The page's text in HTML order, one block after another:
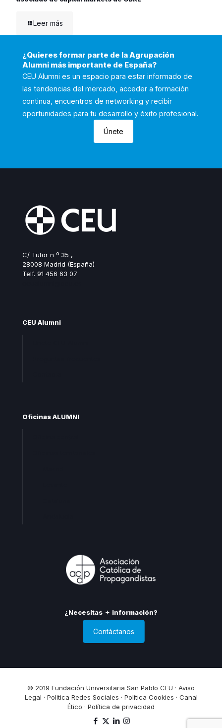
Leer más
¿Quieres formar parte de la Agrupación
Alumni más importante de España?
CEU Alumni es un espacio para estar informado de
las tendencias del mercado, acceder a formación
continua, encuentros de networking y recibir
oportunidades para tu desarrollo y éxito profesional.
Únete
C/ Tutor n º 35 ,
28008 Madrid (España)
Telf. 91 456 63 07
CEU Alumni
Oficinas ALUMNI
¿Necesitas información?
Contáctanos
© 2019 Fundación Universitaria San Pablo CEU · Aviso
Legal · Politica Redes Sociales · Política Cookies · Canal
Ético · Política de privacidad